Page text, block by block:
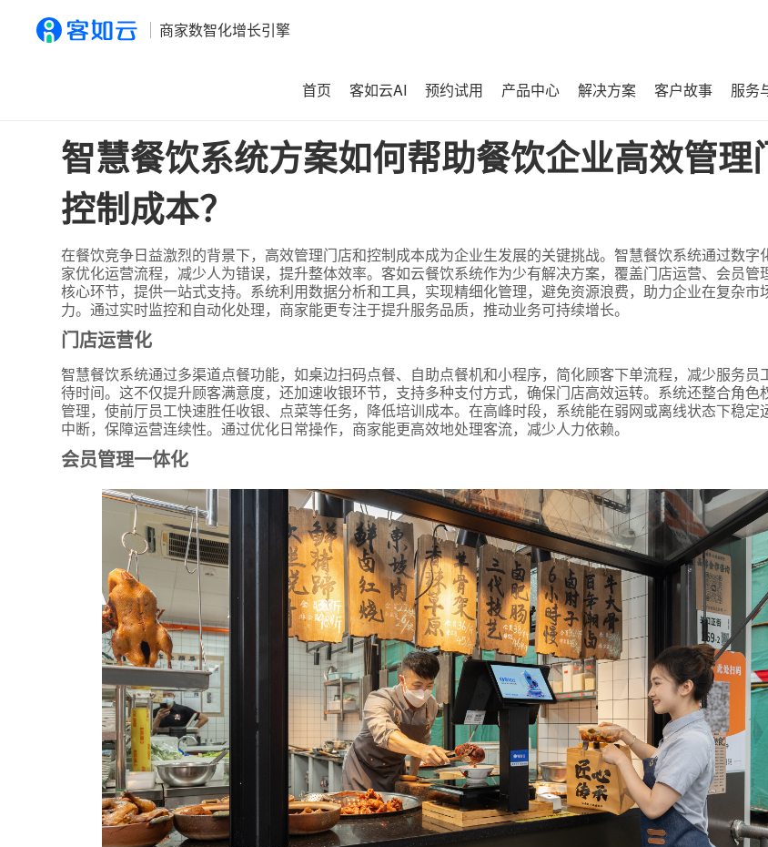
商家数智化增长引擎
首页 客如云AI 预约试用 产品中心 解决方案 客户故事 服务
智慧餐饮系统方案如何帮助餐饮企业高效管理
控制成本？
在餐饮竞争日益激烈的背景下，高效管理门店和控制成本成为企业生发展的关键挑战。智慧餐饮系统通过数字
家优化运营流程，减少人为错误，提升整体效率。客如云餐饮系统作为少有解决方案，覆盖门店运营、会员管
核心环节，提供一站式支持。系统利用数据分析和工具，实现精细化管理，避免资源浪费，助力企业在复杂市
力。通过实时监控和自动化处理，商家能更专注于提升服务品质，推动业务可持续增长。
门店运营化
智慧餐饮系统通过多渠道点餐功能，如桌边扫码点餐、自助点餐机和小程序，简化顾客下单流程，减少服务员
待时间。这不仅提升顾客满意度，还加速收银环节，支持多种支付方式，确保门店高效运转。系统还整合角色
管理，使前厅员工快速胜任收银、点菜等任务，降低培训成本。在高峰时段，系统能在弱网或离线状态下稳定
中断，保障运营连续性。通过优化日常操作，商家能更高效地处理客流，减少人力依赖。
会员管理一体化